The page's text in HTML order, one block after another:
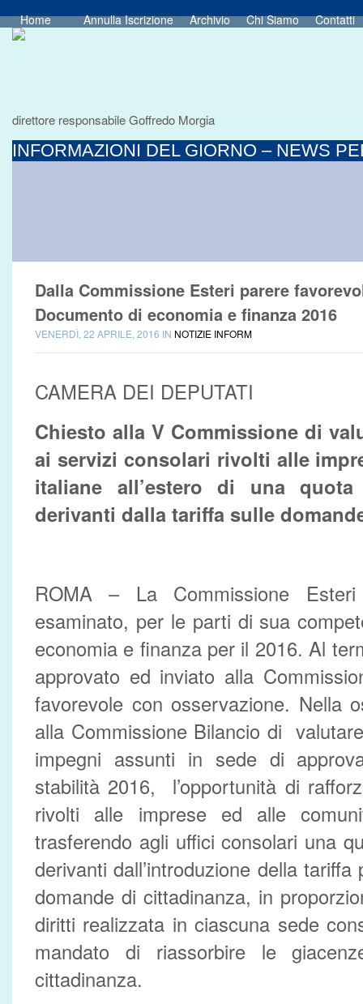
Home Annulla Iscrizione Archivio Chi Siamo Contatti
direttore responsabile Goffredo Morgia
INFORMAZIONI DEL GIORNO – NEWS
Dalla Commissione Esteri parere
Documento di economia e finanza 2016
VENERDÌ, 22 APRILE, 2016 IN NOTIZIE INFORM
CAMERA DEI DEPUTATI
Chiesto alla V Commissione di
ai servizi consolari rivolti alle
italiane all’estero di una
derivanti dalla tariffa sulle
ROMA – La Commissione
esaminato, per le parti di sua
economia e finanza per il 2016. Al
approvato ed inviato alla
favorevole con osservazione. Nella
alla Commissione Bilancio di
impegni assunti in sede di
stabilità 2016, l’opportunità di
rivolti alle imprese ed alle
trasferendo agli uffici consolari una
derivanti dall’introduzione della
domande di cittadinanza, in
diritti realizzata in ciascuna sede
mandato di riassorbire le
cittadinanza.